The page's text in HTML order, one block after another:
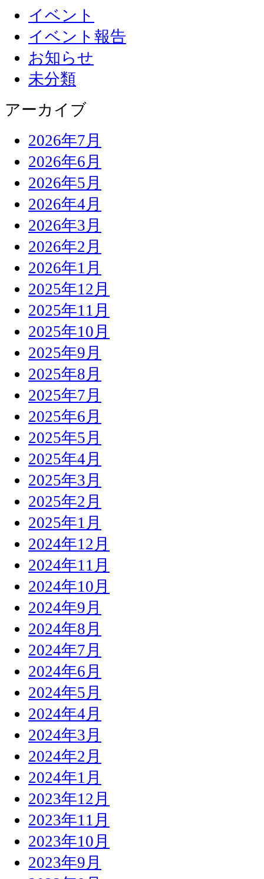
イベント
イベント報告
お知らせ
未分類
アーカイブ
2026年7月
2026年6月
2026年5月
2026年4月
2026年3月
2026年2月
2026年1月
2025年12月
2025年11月
2025年10月
2025年9月
2025年8月
2025年7月
2025年6月
2025年5月
2025年4月
2025年3月
2025年2月
2025年1月
2024年12月
2024年11月
2024年10月
2024年9月
2024年8月
2024年7月
2024年6月
2024年5月
2024年4月
2024年3月
2024年2月
2024年1月
2023年12月
2023年11月
2023年10月
2023年9月